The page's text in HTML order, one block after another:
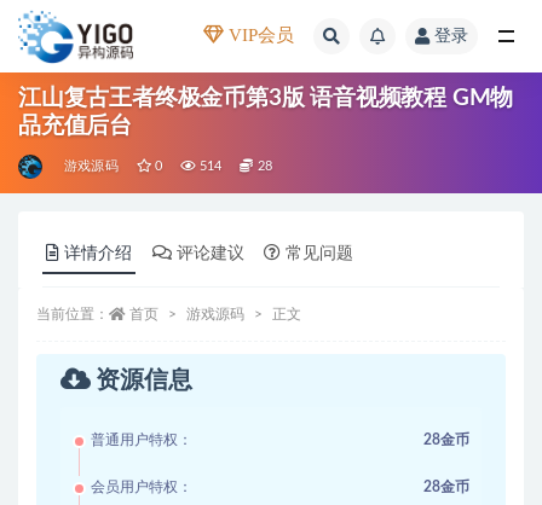
VIP会员 登录
江山复古王者终极金币第3版 语音视频教程 GM物
品充值后台
游戏源码 0 514 28
详情介绍 评论建议 常见问题
当前位置： 首页 游戏源码 正文
资源信息
普通用户特权： 28金币
会员用户特权： 28金币
全部